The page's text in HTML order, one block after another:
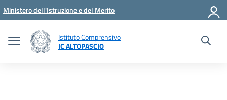
Vai ai contenuti
Vai al menu di navigazione
Vai al footer
Ministero dell'Istruzione e del Merito
Istituto Comprensivo
IC ALTOPASCIO